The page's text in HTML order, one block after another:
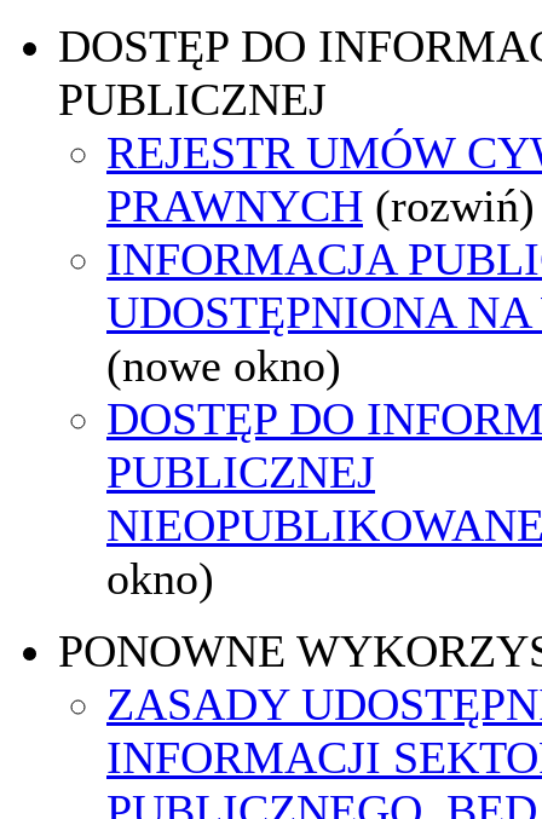
DOSTĘP DO
PUBLICZNEJ
REJESTR UMÓW
PRAWNYCH (rozwiń)
INFORMACJA
UDOSTĘPNIONA
(nowe okno)
DOSTĘP DO
PUBLICZNEJ
okno)
PONOWNE
ZASADY
INFORMACJI